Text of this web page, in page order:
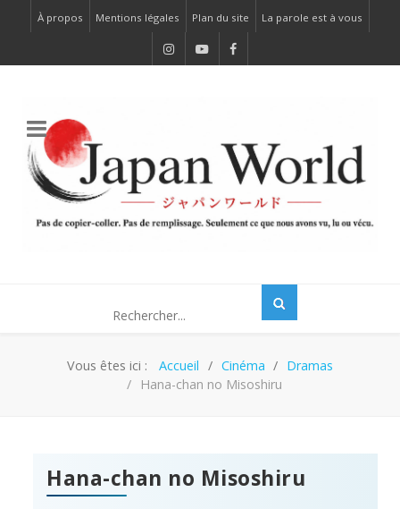
À propos Mentions légales Plan du site La parole est à vous
Vous êtes ici : Accueil Cinéma
Dramas
Hana-chan no Misoshiru
Hana-chan no Misoshiru